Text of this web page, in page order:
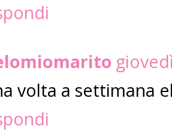
volta a settimana